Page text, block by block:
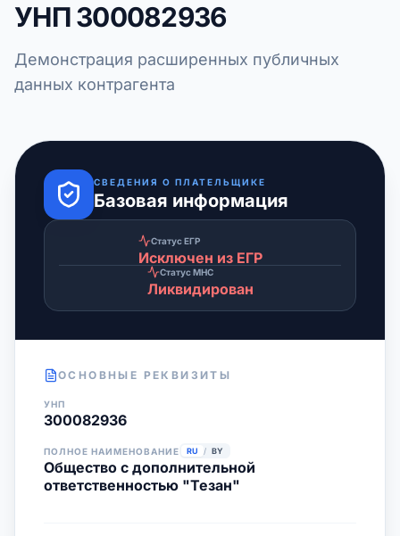
УНП300082936
Демонстрация расширенных публичных
данных контрагента
СВЕДЕНИЯ О ПЛАТЕЛЬЩИКЕ
Базовая информация
Статус ЕГР
Исключен из ЕГР
Статус МНС
Ликвидирован
ОСНОВНЫЕ РЕКВИЗИТЫ
УНП
300082936
ПОЛНОЕ НАИМЕНОВАНИЕ RU / BY
Общество с дополнительной
ответственностью "Тезан"